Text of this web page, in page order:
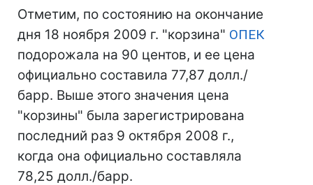
Отметим, по состоянию на окончание
дня 18 ноября 2009 г. "корзина" ОПЕК
подорожала на 90 центов, и ее цена
официально составила 77,87 долл./
барр. Выше этого значения цена
"корзины" была зарегистрирована
последний раз 9 октября 2008 г.,
когда она официально составляла
78,25 долл./барр.